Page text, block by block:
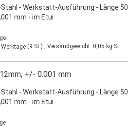
- Werkstatt-Ausführung - Länge 50
mm - im Etui
(9 St.) , Versandgewicht: 0,05 kg St.
+/- 0.001 mm
- Werkstatt-Ausführung - Länge 50
mm - im Etui